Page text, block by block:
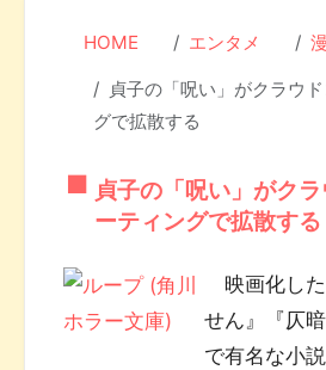
HOME エンタメ
貞子の「呪い」がクラウ
グで拡散する
貞子の「呪い」がク
ーティングで拡散する
映画化し
せん』『仄
で有名な小